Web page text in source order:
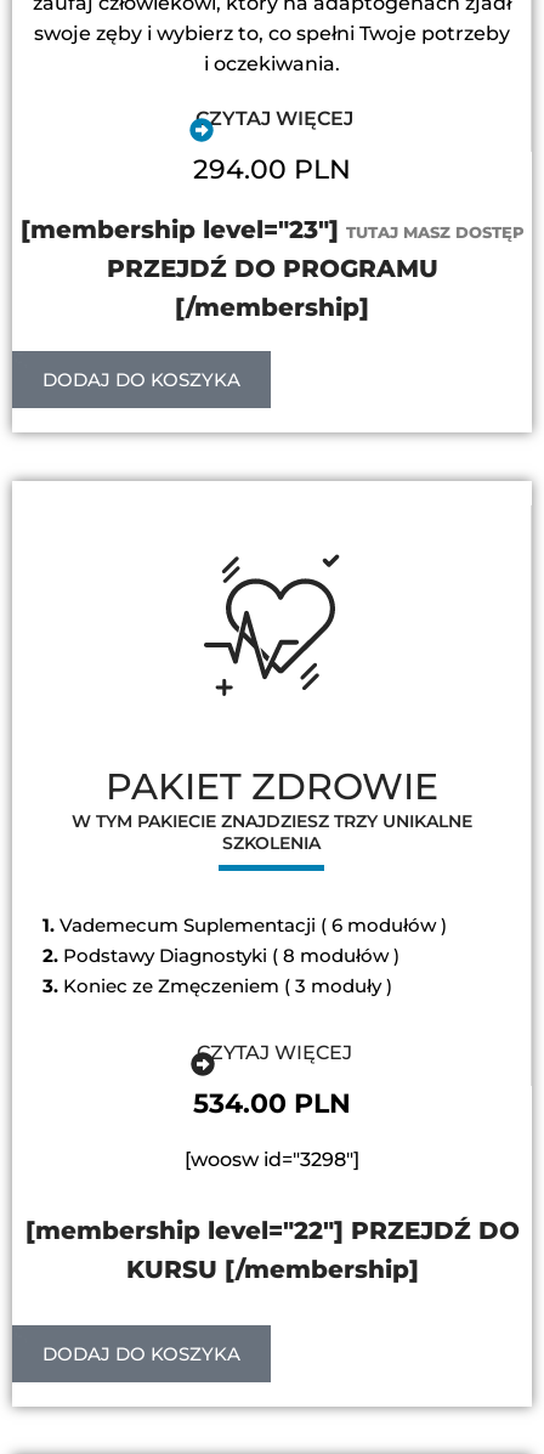
swoje zęby i wybierz to, co spełni Twoje potrzeby
i oczekiwania.
CZYTAJ WIĘCEJ
294.00 PLN
[membership level="23"] TUTAJ MASZ DOSTĘP
PRZEJDŹ DO PROGRAMU
[/membership]
DODAJ DO KOSZYKA
PAKIET ZDROWIE
W TYM PAKIECIE ZNAJDZIESZ TRZY UNIKALNE
SZKOLENIA
1. Vademecum Suplementacji ( 6 modułów )
2. Podstawy Diagnostyki ( 8 modułów )
3. Koniec ze Zmęczeniem ( 3 moduły )
CZYTAJ WIĘCEJ
534.00 PLN
[woosw id="3298"]
[membership level="22"] PRZEJDŹ DO
KURSU [/membership]
DODAJ DO KOSZYKA